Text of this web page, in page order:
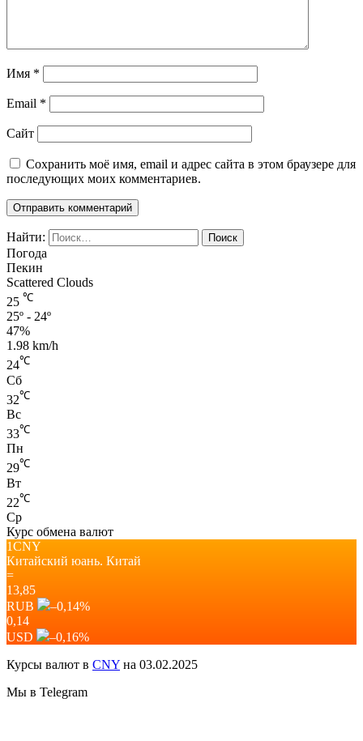
Имя *
Email *
Сайт
Сохранить моё имя, email и адрес сайта в этом браузере для
последующих моих комментариев.
Найти:
Погода
Пекин
Scattered Clouds
25 ℃
25º - 24º
47%
1.98 km/h
24℃
Сб
32℃
Вс
33℃
Пн
29℃
Вт
22℃
Ср
Курс обмена валют
1CNY
Китайский юань. Китай
=
13,85
RUB
–0,14%
0,14
USD
–0,16%
Курсы валют в CNY на 03.02.2025
Мы в Telegram